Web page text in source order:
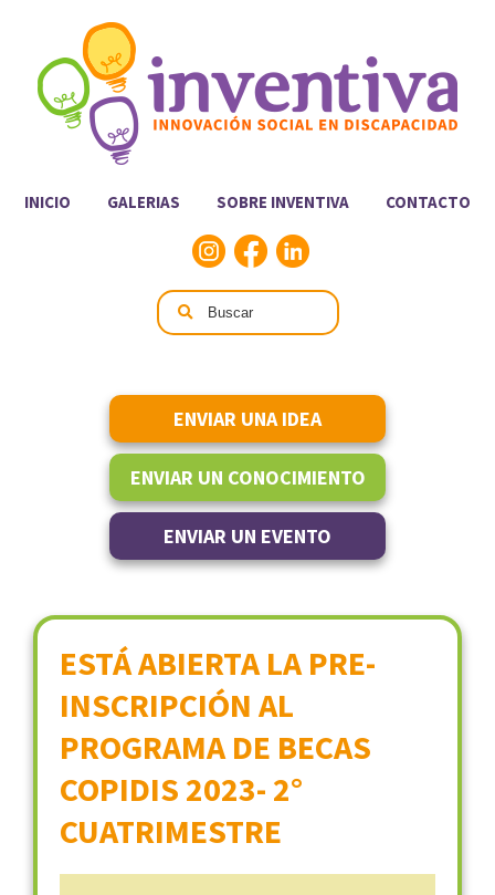
INICIO GALERIAS SOBRE INVENTIVA CONTACTO
ENVIAR UNA IDEA
ENVIAR UN CONOCIMIENTO
ENVIAR UN EVENTO
ESTÁ ABIERTA LA PRE-
INSCRIPCIÓN AL
PROGRAMA DE BECAS
COPIDIS 2023- 2°
CUATRIMESTRE